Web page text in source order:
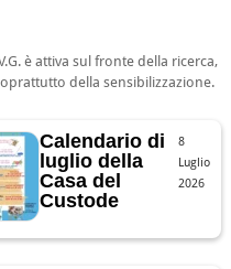
è attiva sul fronte della ricerca,
della sensibilizzazione.
8
Luglio
2026
Calendario di
luglio della
Casa del
Custode